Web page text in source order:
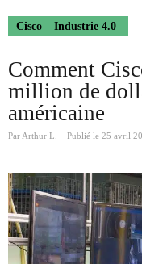
Cisco Industrie 4.0
Comment
million de
américaine
Par Arthur L. Publié le 25 avril